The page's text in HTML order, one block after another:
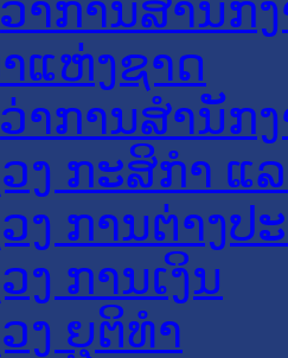
າການສໍານັກ
ແຫ່ງຊາດ
າການສຳນັກ
ງ ກະສິກຳ ແ
ງ ການຕ່າງປ
ງ ການເງິນ
ງ ຍຸຕິທໍາ